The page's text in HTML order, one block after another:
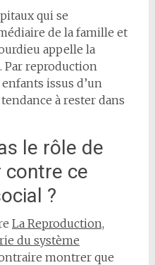
qui se
de la famille et
appelle la
Par reproduction
issus d’un
à rester dans
le rôle de
contre ce
?
La Reproduction,
du système
montrer que